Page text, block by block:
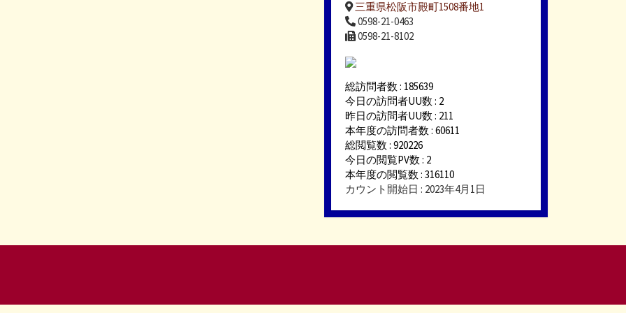
三重県松阪市殿町1508番地1
0598-21-0463
0598-21-8102
総訪問者数 : 185639
今日の訪問者UU数 : 2
昨日の訪問者UU数 : 211
本年度の訪問者数 : 60611
総閲覧数 : 920226
今日の閲覧PV数 : 2
本年度の閲覧数 : 316110
カウント開始日 : 2023年4月1日